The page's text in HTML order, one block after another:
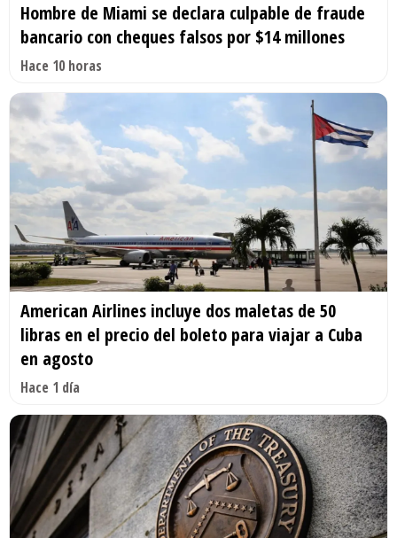
Hombre de Miami se declara culpable de fraude
bancario con cheques falsos por $14 millones
Hace 10 horas
American Airlines incluye dos maletas de 50
libras en el precio del boleto para viajar a Cuba
en agosto
Hace 1 día